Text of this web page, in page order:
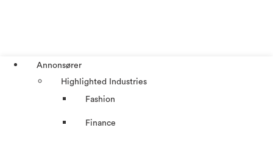
Annonsører
Highlighted Industries
Fashion
Finance